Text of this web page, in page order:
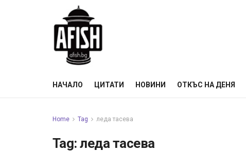
НАЧАЛО ЦИТАТИ НОВИНИ ОТКЪС НА ДЕНЯ
Home Tag леда тасева
Tag:леда тасева